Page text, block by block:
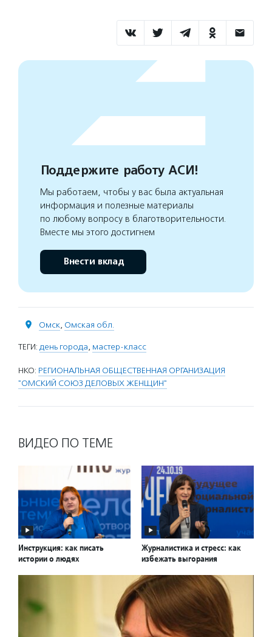
Поддержите работу АСИ!
Мы работаем, чтобы у вас была актуальная
информация и полезные материалы
по любому вопросу в благотворительности.
Вместе мы этого достигнем
Внести вклад
Омск, Омская обл.
ТЕГИ: день города, мастер-класс
НКО: РЕГИОНАЛЬНАЯ ОБЩЕСТВЕННАЯ ОРГАНИЗАЦИЯ
"ОМСКИЙ СОЮЗ ДЕЛОВЫХ ЖЕНЩИН"
ВИДЕО ПО ТЕМЕ
Инструкция: как писать
истории о людях
Журналистика и стресс: как
избежать выгорания